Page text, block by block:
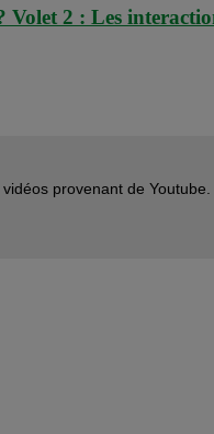
2 : Les
provenant de Youtube.